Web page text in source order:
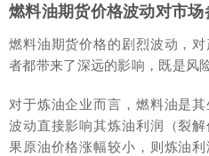
燃料油期货价格波动对市
燃料油期货价格的剧烈波动，
者都带来了深远的影响，既是风
对于炼油企业而言，燃料油是
波动直接影响其炼油利润（裂
果原油价格涨幅较小，则炼油